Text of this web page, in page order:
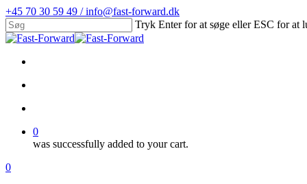
Skip
to
main
+45 70 30 59 49 / info@fast-forward.dk
Tryk Enter for at søge eller ESC for at
Close
0
was successfully added to your cart.
Menu
search
account
0